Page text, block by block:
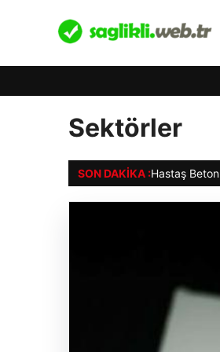
Sektörler
SON DAKIKA :Hastaş Beton